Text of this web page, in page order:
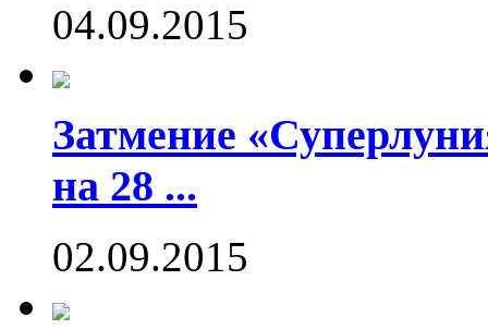
04.09.2015
Затмение
на 28 ...
02.09.2015